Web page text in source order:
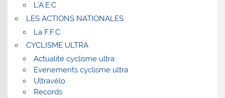
L’A.E.C
LES ACTIONS NATIONALES
La F.F.C
CYCLISME ULTRA
Actualité cyclisme ultra
Evenements cyclisme ultra
Ultravélo
Records